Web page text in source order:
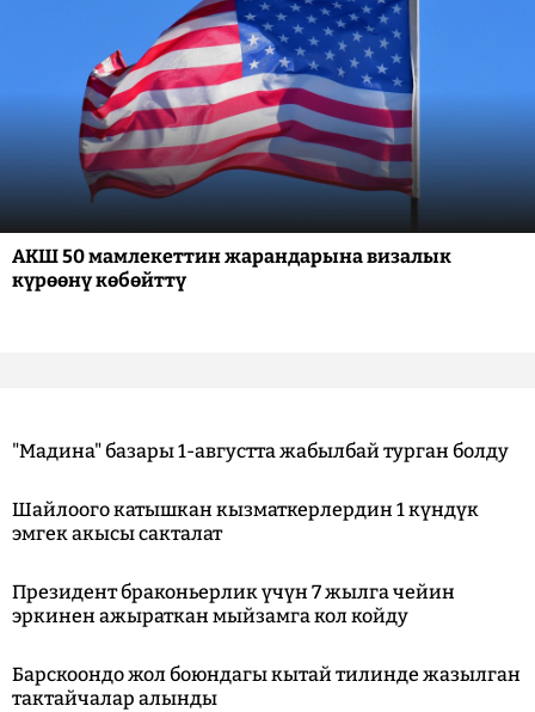
АКШ 50 мамлекеттин жарандарына визалык
күрөөнү көбөйттү
"Мадина" базары 1-августта жабылбай турган болду
Шайлоого катышкан кызматкерлердин 1 күндүк
эмгек акысы сакталат
Президент браконьерлик үчүн 7 жылга чейин
эркинен ажыраткан мыйзамга кол койду
Барскоондо жол боюндагы кытай тилинде жазылган
тактайчалар алынды